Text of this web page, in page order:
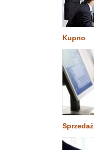
Kupno
Sprzedaż